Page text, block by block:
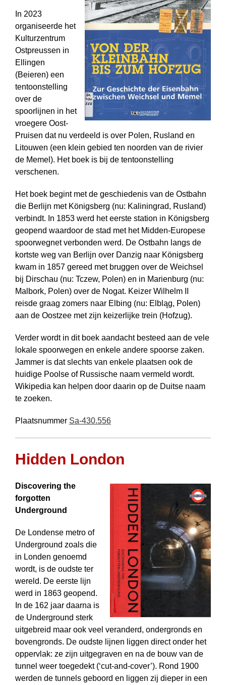
In 2023
organiseerde het
Kulturzentrum
Ost­preussen in
Ellingen
(Beieren) een
tentoon­stelling
over de
spoorlijnen in het
vroegere Oost-
Pruisen dat nu verdeeld is over Polen, Rusland en
Litouwen (een klein gebied ten noorden van de rivier
de Memel). Het boek is bij de tentoon­stelling
verschenen.
Het boek begint met de geschiedenis van de Ostbahn
die Berlijn met Königsberg (nu: Kaliningrad, Rusland)
verbindt. In 1853 werd het eerste station in Königsberg
geopend waardoor de stad met het Midden-Europese
spoorwegnet verbonden werd. De Ostbahn langs de
kortste weg van Berlijn over Danzig naar Königsberg
kwam in 1857 gereed met bruggen over de Weichsel
bij Dirschau (nu: Tczew, Polen) en in Marienburg (nu:
Malbork, Polen) over de Nogat. Keizer Wilhelm II
reisde graag zomers naar Elbing (nu: Elbląg, Polen)
aan de Oostzee met zijn keizerlijke trein (Hofzug).
Verder wordt in dit boek aandacht besteed aan de vele
lokale spoorwegen en enkele andere spoorse zaken.
Jammer is dat slechts van enkele plaatsen ook de
huidige Poolse of Russische naam vermeld wordt.
Wikipedia kan helpen door daarin op de Duitse naam
te zoeken.
Plaatsnummer Sa-430.556
Hidden London
Discovering the
forgotten
Underground
De Londense metro of
Underground zoals die
in Londen genoemd
wordt, is de oudste ter
wereld. De eerste lijn
werd in 1863 geopend.
In de 162 jaar daarna is
de Underground sterk
uitgebreid maar ook veel ver­anderd, ondergronds en
bovengronds. De oudste lijnen liggen direct onder het
oppervlak: ze zijn uit­gegraven en na de bouw van de
tunnel weer toegedekt (‘cut-and-cover’). Rond 1900
werden de tunnels geboord en liggen zij dieper in een